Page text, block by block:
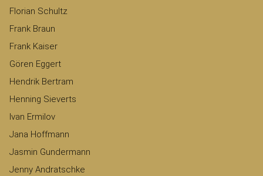
Florian Schultz
Frank Braun
Frank Kaiser
Gören Eggert
Hendrik Bertram
Henning Sieverts
Ivan Ermilov
Jana Hoffmann
Jasmin Gundermann
Jenny Andratschke